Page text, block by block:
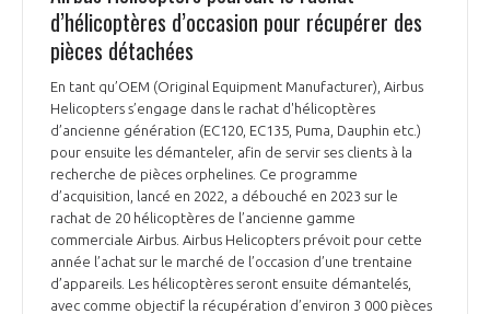
d’hélicoptères d’occasion pour récupérer des
pièces détachées
En tant qu’OEM (Original Equipment Manufacturer), Airbus
Helicopters s’engage dans le rachat d'hélicoptères
d’ancienne génération (EC120, EC135, Puma, Dauphin etc.)
pour ensuite les démanteler, afin de servir ses clients à la
recherche de pièces orphelines. Ce programme
d’acquisition, lancé en 2022, a débouché en 2023 sur le
rachat de 20 hélicoptères de l’ancienne gamme
commerciale Airbus. Airbus Helicopters prévoit pour cette
année l’achat sur le marché de l’occasion d’une trentaine
d’appareils. Les hélicoptères seront ensuite démantelés,
avec comme objectif la récupération d’environ 3 000 pièces